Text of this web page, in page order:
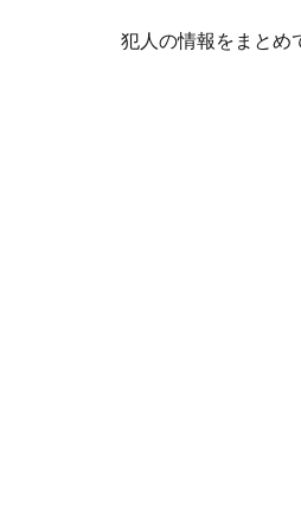
犯人の情報をまとめ